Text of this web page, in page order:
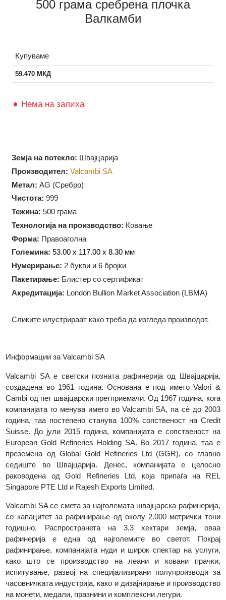
500 грама сребрена плочка
Купуваме
Земја на потекло:
Производител:
Valcambi SA
Чистота:
999
Тежина:500 грама
Технологија на производство:Ковање
Форма:Правоаголна
Големина:53.00 x 117.00 x 8.30мм
Нумерирање: 2 букви и 6 бројки
Акредитација:London Bullion Market Association (LBMA)
Информации за Valcambi SA
Valcambi SA е светски позната рафинерија од
создадена во 1961 година. Основана е под името Valori
Cambi од пет швајцарски претприемачи. Од 1967 година,
компанијата го менува името во Valcambi SA, па сè до
година, таа постепено станува 100% сопственост на
Suisse. До јули 2015 година, компанијата е сопственост
European Gold Refineries Holding SA. Во 2017 година,
преземена од Global Gold Refineries Ltd (GGR), со
седиште во Швајцарија. Денес, компанијата е
раководена од Gold Refineries Ltd, која припаѓа на
Singapore PTE Ltd и Rajesh Exports Limited.
Valcambi SA се смета за најголемата швајцарска
со капацитет за рафинирање од околу 2.000 метрички
годишно. Распространета на 3,3 хектари земја,
рафинерија е една од најголемите во светот.
рафинирање, компанијата нуди и широк спектар на